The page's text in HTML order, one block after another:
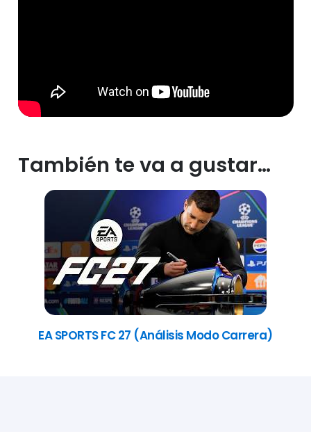
También te va a gustar…
EA SPORTS FC 27 (Análisis Modo Carrera)